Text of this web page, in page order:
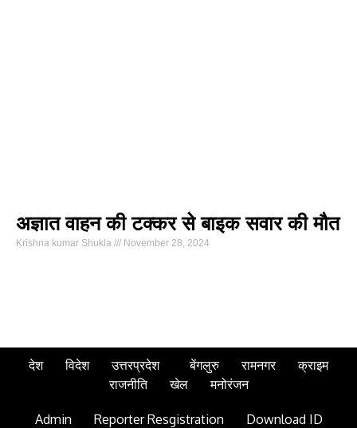
अज्ञात वाहन की टक्कर से बाइक सवार की मौत
Krishna kumar Shukla November 28, 2024
देश विदेश उत्तरप्रदेश बेंगलुरु रामनगर
क्राइम
राजनीति
खेल मनोरंजन
Admin Reporter Resgistration
Download ID